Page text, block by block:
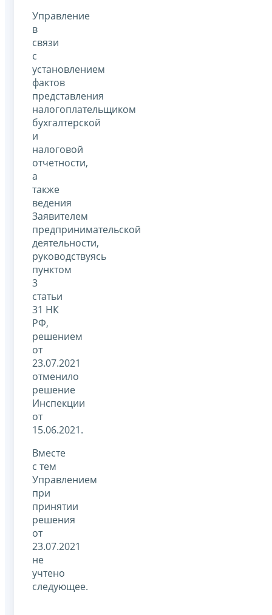
Управление
в
связи
с
установлением
фактов
представления
налогоплательщиком
бухгалтерской
и
налоговой
отчетности,
а
также
ведения
Заявителем
предпринимательской
деятельности,
руководствуясь
пунктом
3
статьи
31 НК
РФ,
решением
от
23.07.2021
отменило
решение
Инспекции
от
15.06.2021.
Вместе
с тем
Управлением
при
принятии
решения
от
23.07.2021
не
учтено
следующее.